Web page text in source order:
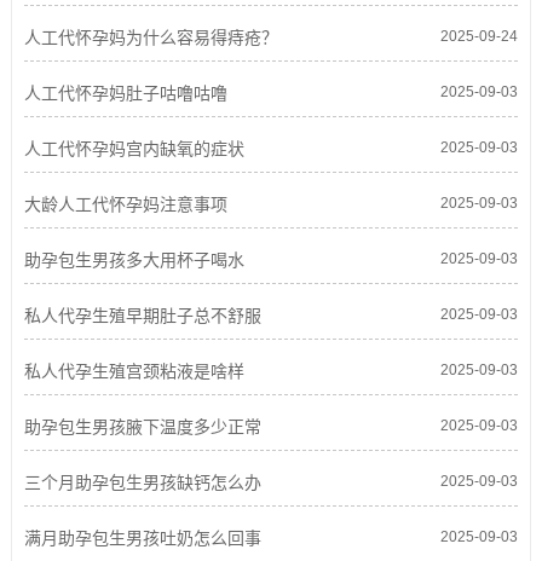
人工代怀孕妈为什么容易得痔疮？ 2025-09-24
人工代怀孕妈肚子咕噜咕噜 2025-09-03
人工代怀孕妈宫内缺氧的症状 2025-09-03
大龄人工代怀孕妈注意事项 2025-09-03
助孕包生男孩多大用杯子喝水 2025-09-03
私人代孕生殖早期肚子总不舒服 2025-09-03
私人代孕生殖宫颈粘液是啥样 2025-09-03
助孕包生男孩腋下温度多少正常 2025-09-03
三个月助孕包生男孩缺钙怎么办 2025-09-03
满月助孕包生男孩吐奶怎么回事 2025-09-03